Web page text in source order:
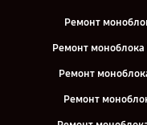
Ремонт
Ремонт моноблока
Ремонт
Ремонт